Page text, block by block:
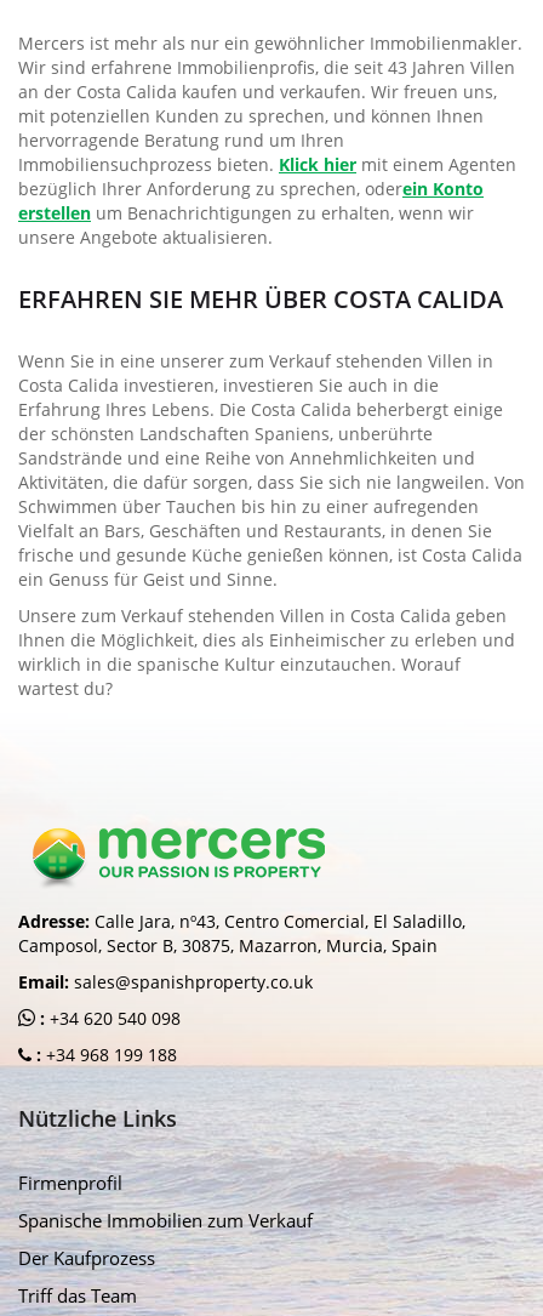
Mercers ist mehr als nur ein gewöhnlicher Immobilienmakler.
Wir sind erfahrene Immobilienprofis, die seit 43 Jahren Villen
an der Costa Calida kaufen und verkaufen. Wir freuen uns,
mit potenziellen Kunden zu sprechen, und können Ihnen
hervorragende Beratung rund um Ihren
Immobiliensuchprozess bieten. Klick hier mit einem Agenten
bezüglich Ihrer Anforderung zu sprechen, oderein Konto
erstellen um Benachrichtigungen zu erhalten, wenn wir
unsere Angebote aktualisieren.
ERFAHREN SIE MEHR ÜBER COSTA CALIDA
Wenn Sie in eine unserer zum Verkauf stehenden Villen in
Costa Calida investieren, investieren Sie auch in die
Erfahrung Ihres Lebens. Die Costa Calida beherbergt einige
der schönsten Landschaften Spaniens, unberührte
Sandstrände und eine Reihe von Annehmlichkeiten und
Aktivitäten, die dafür sorgen, dass Sie sich nie langweilen. Von
Schwimmen über Tauchen bis hin zu einer aufregenden
Vielfalt an Bars, Geschäften und Restaurants, in denen Sie
frische und gesunde Küche genießen können, ist Costa Calida
ein Genuss für Geist und Sinne.
Unsere zum Verkauf stehenden Villen in Costa Calida geben
Ihnen die Möglichkeit, dies als Einheimischer zu erleben und
wirklich in die spanische Kultur einzutauchen. Worauf
wartest du?
Adresse: Calle Jara, nº43, Centro Comercial, El Saladillo,
Camposol, Sector B, 30875, Mazarron, Murcia, Spain
Email: sales@spanishproperty.co.uk
: +34 620 540 098
: +34 968 199 188
Nützliche Links
Firmenprofil
Spanische Immobilien zum Verkauf
Der Kaufprozess
Triff das Team